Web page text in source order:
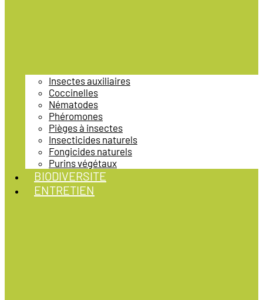
Insectes auxiliaires
Coccinelles
Nématodes
Phéromones
Pièges à insectes
Insecticides naturels
Fongicides naturels
Purins végétaux
BIODIVERSITE
ENTRETIEN